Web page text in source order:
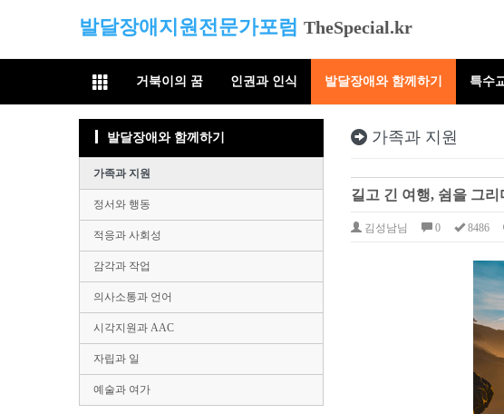
발달장애지원전문가포럼 TheSpecial.kr
거북이의 꿈 인권과 인식 발달장애와 함께하기 특수
가족과 지원
길고 긴 여행, 쉼을 그리
김성남님 0 8486
발달장애와 함께하기
가족과 지원
정서와 행동
적응과 사회성
감각과 작업
의사소통과 언어
시각지원과 AAC
자립과 일
예술과 여가